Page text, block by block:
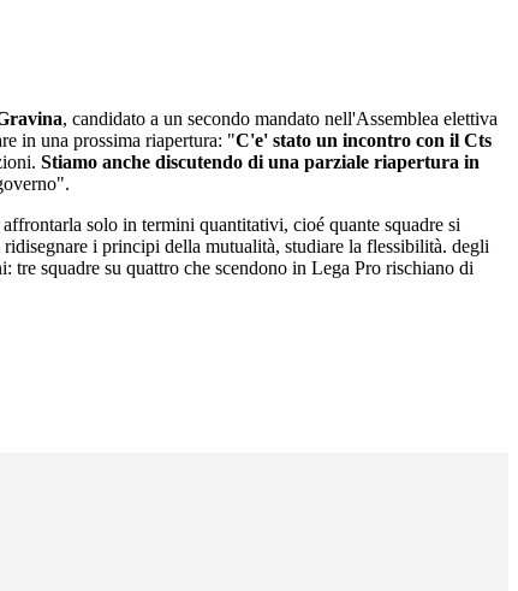
, candidato a un secondo mandato nell'Assemblea elettiva
in una prossima riapertura: "C'e' stato un incontro con il Cts
Stiamo anche discutendo di una parziale riapertura in
solo in termini quantitativi, cioé quante squadre si
i principi della mutualità, studiare la flessibilità. degli
squadre su quattro che scendono in Lega Pro rischiano di